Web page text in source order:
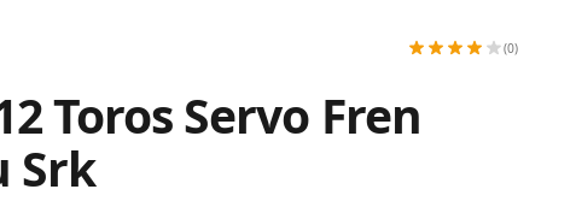
(0)
Toros Servo Fren
Srk